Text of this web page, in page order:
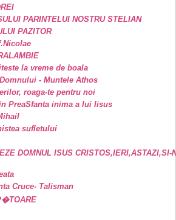
PARINTELUI NOSTRU STELIAN
PAZITOR
la vreme de boala
- Muntele Athos
roaga-te pentru noi
PreaSfanta inima a lui Iisus
sufletului
DOMNUL ISUS CRISTOS,IERI,ASTAZI,SI-
Cruce- Talisman